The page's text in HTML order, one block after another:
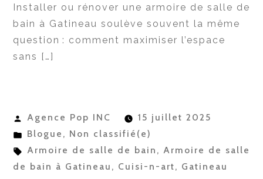
Installer ou rénover une armoire de salle de
bain à Gatineau soulève souvent la même
question : comment maximiser l’espace
sans […]
Publié
par
Agence Pop INC
15 juillet 2025
Publié
dans
Blogue , Non classifié(e)
Étiquettes :
Armoire de salle de bain , Armoire de salle
de bain à Gatineau , Cuisi-n-art, Gatineau